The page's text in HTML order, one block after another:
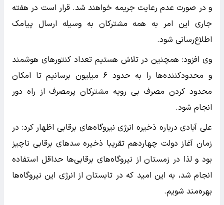
و در صورت عدم رعایت جریمه خواهند شد. قرار است در هفته
جاری این امر به همه مشترکان به وسیله ارسال پیامک
اطلاع‌رسانی شود.
وی افزود: همچنین در تلاش هستیم تعداد کنتورهای هوشمند
و محدودکننده‌ها را به حدود ۶ میلیون برسانیم تا امکان
محدود کردن مصرف بی رویه مشترکان پرمصرف از راه دور
انجام شود.
علی آبادی درباره ذخیره انرژی نیروگاه‌های برقابی اظهار کرد: در
زمان آغاز دولت چهاردهم تقریبا ذخیره سدهای برقابی ناچیز
بود و لذا در زمستان از نیروگاه‌های برقابی‌ها حداقل استفاده
انجام شد، به این امید که در تابستان از انرژی این نیروگاه‌ها
بهره‌مند شویم.